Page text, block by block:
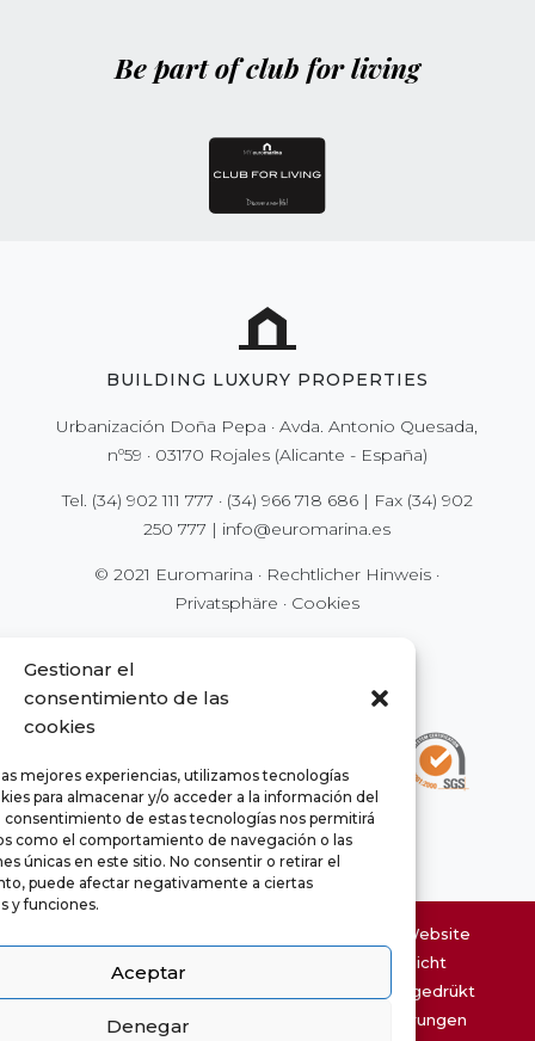
Gestionar el
consentimiento de las
cookies
mejores experiencias, utilizamos tecnologías
para almacenar y/o acceder a la información del
consentimiento de estas tecnologías nos permitirá
como el comportamiento de navegación o las
únicas en este sitio. No consentir o retirar el
puede afectar negativamente a ciertas
y funciones.
Aceptar
Denegar
Be part of club for living
BUILDING LUXURY PROPERTIES
Urbanización Doña Pepa · Avda. Antonio Quesada,
nº59 · 03170 Rojales (Alicante - España)
Tel. (34) 902 111 777 · (34) 966 718 686| Fax (34) 902
250 777 | info@euromarina.es
© 2021 Euromarina · Rechtlicher Hinweis ·
Privatsphäre · Cookies
Die Informationen über die Häuser dieser Website
unterliegen möglicherweise Fehler und nicht
vertraglicher Charakter Die Oberflächen ausgedrükt
sind ungefähre Angaben und können Änderungen